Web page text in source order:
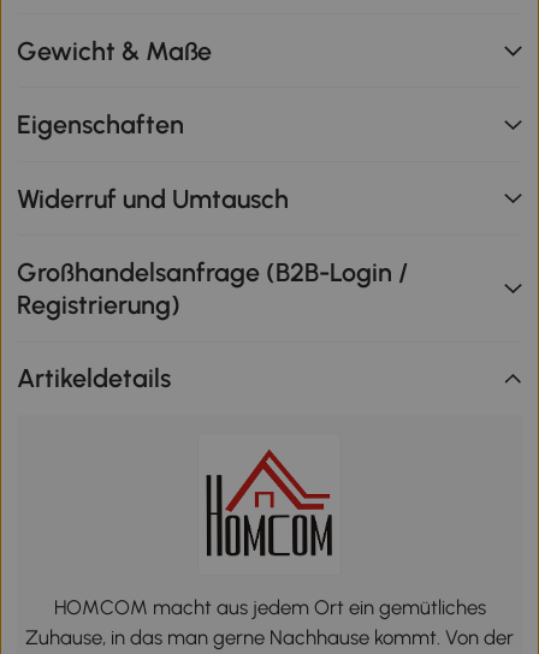
Gewicht & Maße
Eigenschaften
Widerruf und Umtausch
Großhandelsanfrage (B2B-Login /
Registrierung)
Artikeldetails
HOMCOM macht aus jedem Ort ein gemütliches
Zuhause, in das man gerne Nachhause kommt. Von der